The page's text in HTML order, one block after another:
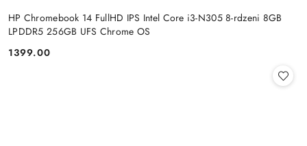
HP Chromebook 14 FullHD IPS Intel Core i3-N305 8-rdzeni 8GB
LPDDR5 256GB UFS Chrome OS
Cena:
1399.00